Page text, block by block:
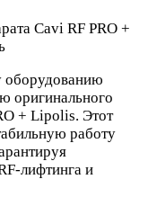
Cavi RF PRO +
оборудованию
оригинального
+ Lipolis. Этот
работу
лифтинга и